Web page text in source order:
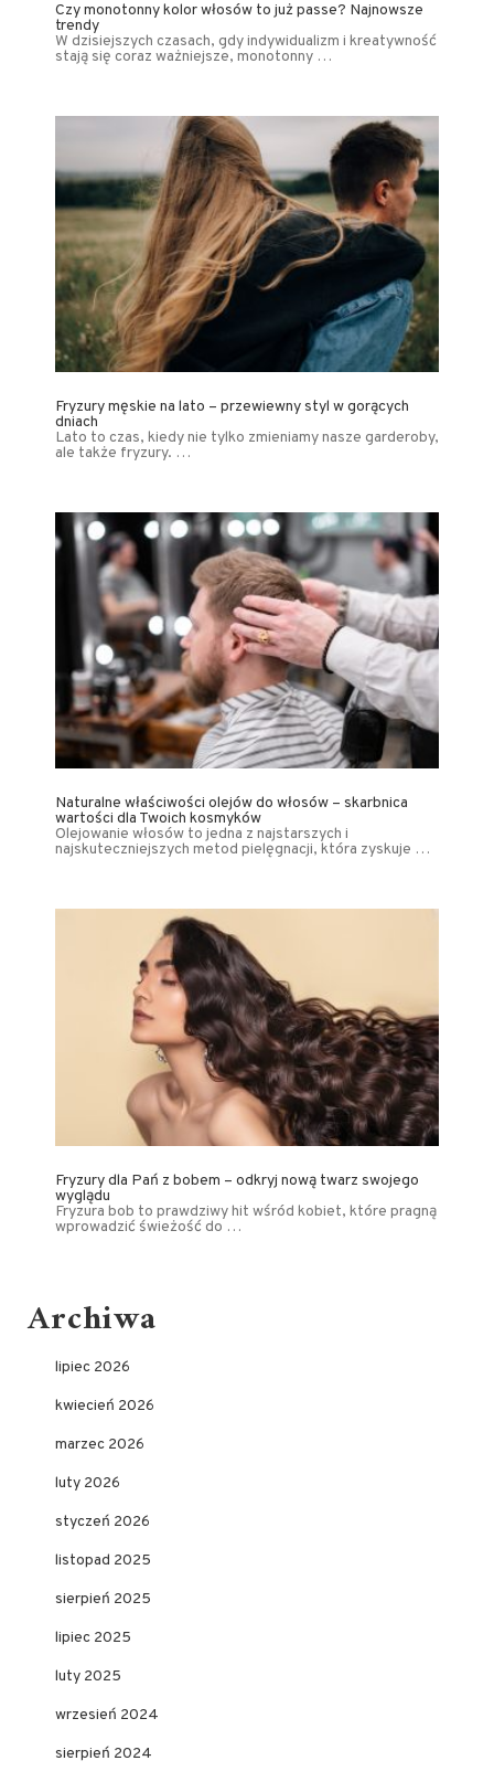
Czy monotonny kolor włosów to już passe? Najnowsze
trendy
W dzisiejszych czasach, gdy indywidualizm i kreatywność
stają się coraz ważniejsze, monotonny …
Fryzury męskie na lato – przewiewny styl w gorących
dniach
Lato to czas, kiedy nie tylko zmieniamy nasze garderoby,
ale także fryzury. …
Naturalne właściwości olejów do włosów – skarbnica
wartości dla Twoich kosmyków
Olejowanie włosów to jedna z najstarszych i
najskuteczniejszych metod pielęgnacji, która zyskuje …
Fryzury dla Pań z bobem – odkryj nową twarz swojego
wyglądu
Fryzura bob to prawdziwy hit wśród kobiet, które pragną
wprowadzić świeżość do …
Archiwa
lipiec 2026
kwiecień 2026
marzec 2026
luty 2026
styczeń 2026
listopad 2025
sierpień 2025
lipiec 2025
luty 2025
wrzesień 2024
sierpień 2024